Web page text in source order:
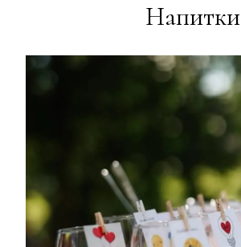
Напитки